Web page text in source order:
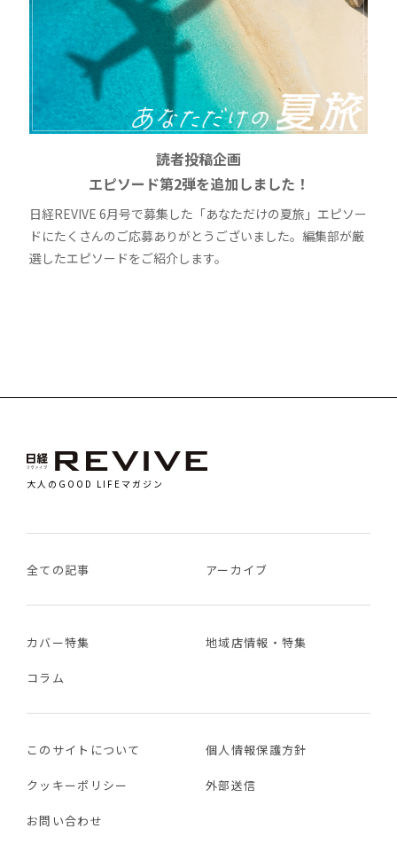
読者投稿企画
エピソード第2弾を追加しました！
日経REVIVE 6月号で募集した「あなただけの夏旅」エピソー
ドにたくさんのご応募ありがとうございました。編集部が厳
選したエピソードをご紹介します。
大人のGOOD LIFEマガジン
全ての記事 アーカイブ
カバー特集 地域店情報・特集
コラム
このサイトについて 個人情報保護方針
クッキーポリシー 外部送信
お問い合わせ